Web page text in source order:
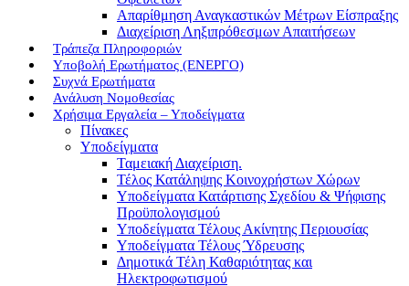
Απαρίθμηση Αναγκαστικών Μέτρων Είσπραξης
Διαχείριση Ληξιπρόθεσμων Απαιτήσεων
Τράπεζα Πληροφοριών
Υποβολή Ερωτήματος (ΕΝΕΡΓΟ)
Συχνά Ερωτήματα
Ανάλυση Νομοθεσίας
Χρήσιμα Εργαλεία – Υποδείγματα
Πίνακες
Υποδείγματα
Ταμειακή Διαχείριση.
Τέλος Κατάληψης Κοινοχρήστων Χώρων
Υποδείγματα Κατάρτισης Σχεδίου & Ψήφισης
Προϋπολογισμού
Υποδείγματα Τέλους Ακίνητης Περιουσίας
Υποδείγματα Τέλους Ύδρευσης
Δημοτικά Τέλη Καθαριότητας και
Ηλεκτροφωτισμού